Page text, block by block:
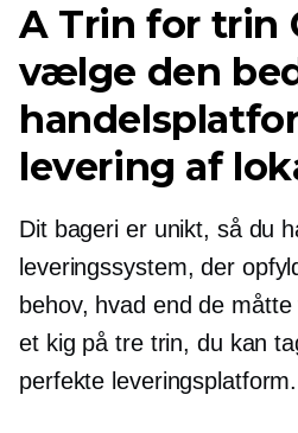
A Trin for trin
vælge den
levering af
Dit bageri er unikt, så du
leveringssystem, der
behov, hvad end de
et kig på tre trin, du kan
perfekte leveringsplatform.